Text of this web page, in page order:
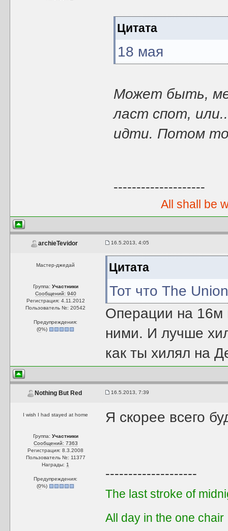
Цитата
18 мая
Может быть,
ласт спот,
идти. Потом
--------------------
All shall be
archieTevidor 16.5.2013, 4:05
Мастер-джедай
Группа: Участники
Сообщений: 940
Регистрация: 4.11.2012
Пользователь №: 20542
Предупреждения:
(0%)
Цитата
Тот что The
Операции на 16м
ними. И лучше
как ты хилял на
Nothing But Red 16.5.2013, 7:39
I wish I had stayed at home
Группа: Участники
Сообщений: 7363
Регистрация: 8.3.2008
Пользователь №: 11377
Награды: 1
Предупреждения:
(0%)
Я скорее всего
--------------------
The last stroke of
All day in the one chair